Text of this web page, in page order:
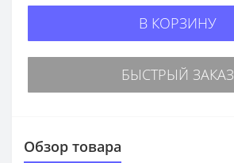
В КОРЗИНУ
БЫСТРЫЙ ЗАКАЗ
Обзор товара